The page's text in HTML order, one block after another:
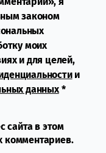
законом
моих
и для целей,
и
данных*
сайта в этом
комментариев.